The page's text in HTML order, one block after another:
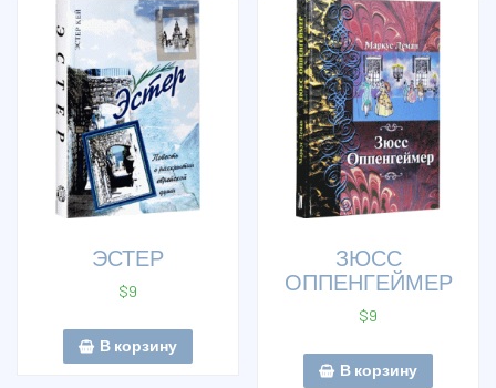
ЭСТЕР
$9
В корзину
ЗЮСС
ОППЕНГЕЙМЕР
$9
В корзину